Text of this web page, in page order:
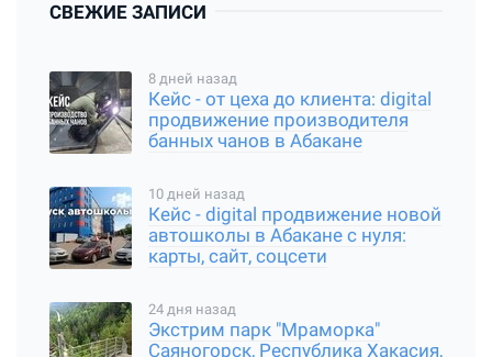
СВЕЖИЕ ЗАПИСИ
8 дней назад
Кейс - от цеха до клиента: digital
продвижение производителя
банных чанов в Абакане
10 дней назад
Кейс - digital продвижение новой
автошколы в Абакане с нуля:
карты, сайт, соцсети
24 дня назад
Экстрим парк "Мраморка"
Саяногорск, Республика Хакасия,